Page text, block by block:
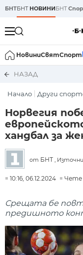
БНТБНТ НОВИНИБНТ
НовиниСвятСпорт
НАЗАД
Начало Други
Норвегия
хандбал за
от БНТ ,
10:16, 06.12.2024 Чете
Срещата бе
предишното